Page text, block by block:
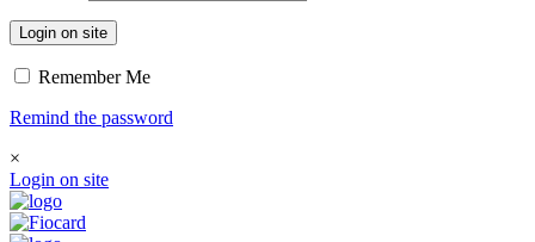
Login on site
Remember Me
Remind the password
×
Login on site